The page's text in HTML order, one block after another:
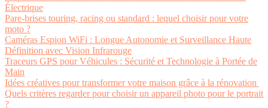
Électrique
Pare-brises touring, racing ou standard : lequel choisir pour votre
moto ?
Caméras Espion WiFi : Longue Autonomie et Surveillance Haute
Définition avec Vision Infrarouge
Traceurs GPS pour Véhicules : Sécurité et Technologie à Portée de
Main
Idées créatives pour transformer votre maison grâce à la rénovation
Quels critères regarder pour choisir un appareil photo pour le portrait
?